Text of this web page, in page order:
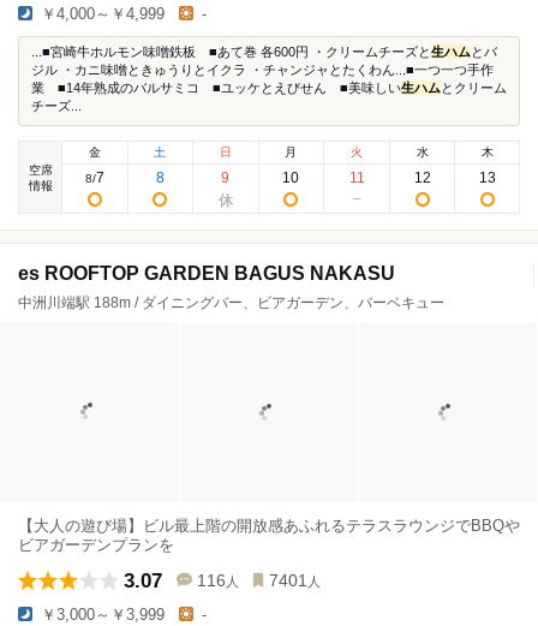
￥4,000～￥4,999 -
...■宮崎牛ホルモン味噌鉄板 ■あて巻 各600円 ・クリームチーズと生ハム とバ
ジル ・カニ味噌ときゅうりとイクラ ・チャンジャとたくわん...■一つ一つ手作
業 ■14年熟成のバルサミコ ■ユッケとえびせん ■美味しい生ハム とクリーム
チーズ...
空席
情報
金
8/7
土
8
日
9
月
10
火
11
水
12
木
13
es ROOFTOP GARDEN BAGUS NAKASU
中洲川端駅 188m / ダイニングバー、ビアガーデン、バーベキュー
【大人の遊び場】ビル最上階の開放感あふれるテラスラウンジでBBQや
ビアガーデンプランを
3.07 116 人 7401 人
￥3,000～￥3,999 -